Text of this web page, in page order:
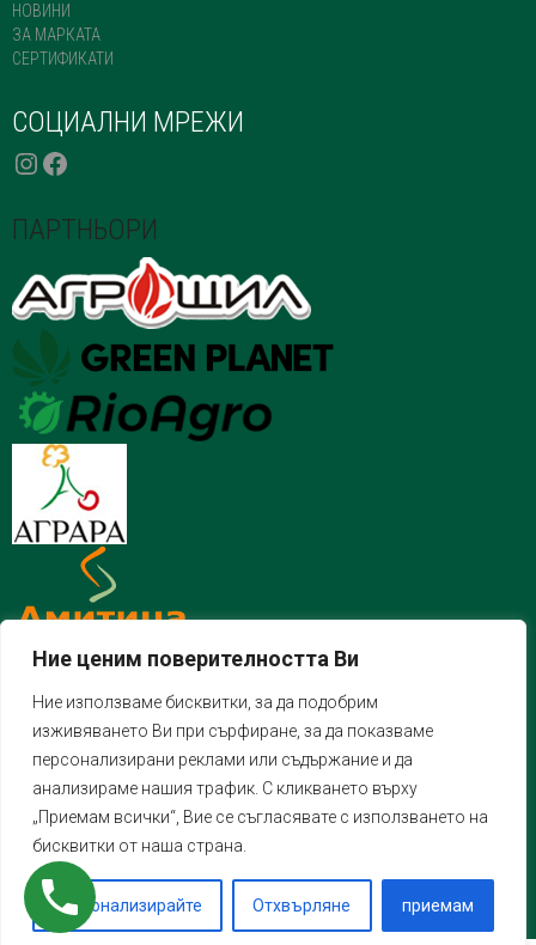
Ние ценим поверителността Ви
Ние използваме бисквитки, за да подобрим
изживяването Ви при сърфиране, за да показваме
персонализирани реклами или съдържание и да
анализираме нашия трафик. С кликването върху
„Приемам всички“, Вие се съгласявате с използването на
бисквитки от наша страна.
Персонализирайте Отхвърляне приемам
НОВИНИ
ЗА МАРКАТА
СЕРТИФИКАТИ
СОЦИАЛНИ МРЕЖИ
INSTAGRAM
FACEBOOK
ПАРТНЬОРИ